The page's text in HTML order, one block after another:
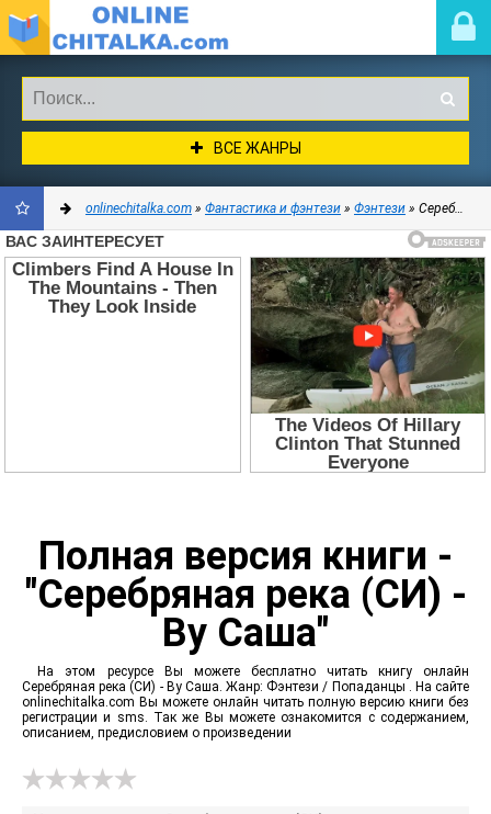
ВСЕ ЖАНРЫ
ДОБАВИТЬ
onlinechitalka.com » Фантастика и фэнтези » Фэнтези » Серебряная река (СИ) - Ву Саша
Полная версия книги -
"Серебряная река (СИ) -
Ву Саша"
На этом ресурсе Вы можете бесплатно читать книгу онлайн
Серебряная река (СИ) - Ву Саша. Жанр: Фэнтези / Попаданцы . На сайте
onlinechitalka.com Вы можете онлайн читать полную версию книги без
регистрации и sms. Так же Вы можете ознакомится с содержанием,
описанием, предисловием о произведении